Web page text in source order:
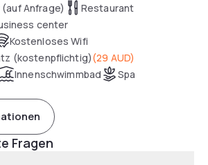
Anfrage)
Restaurant
center
Kostenloses Wifi
(kostenpflichtig)(29 AUD)
Innenschwimmbad Spa
Fragen